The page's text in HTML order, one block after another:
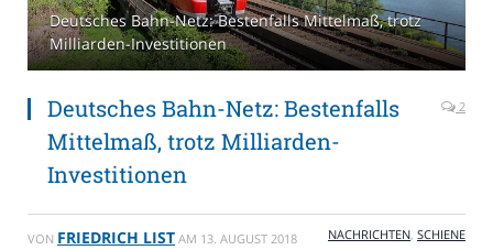
Deutsches Bahn-Netz: Bestenfalls Mittelmaß, trotz
Milliarden-Investitionen
Deutsches Bahn-Netz: Bestenfalls
Mittelmaß, trotz Milliarden-
Investitionen
2
VON FRIEDRICH LIST AM 13. AUGUST 2018 NACHRICHTEN, SCHIENE